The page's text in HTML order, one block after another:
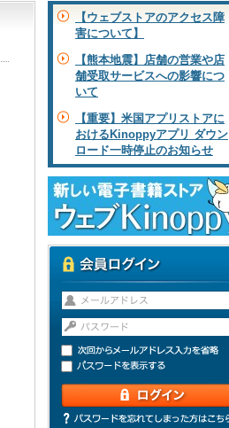
【ウェブストアのアクセス障
害について】
【熊本地震】店舗の営業や店
舗受取サービスへの影響につ
いて
【重要】米国アプリストアに
おけるKinoppyアプリ ダウン
ロード一時停止のお知らせ